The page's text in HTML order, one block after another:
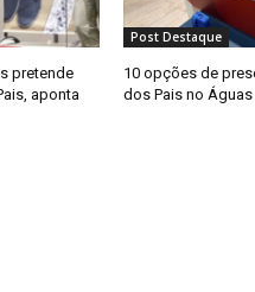
pretende
aponta
Post Destaque
10 opções de
dos Pais no